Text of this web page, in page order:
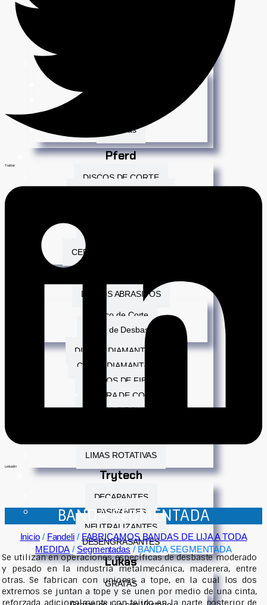
Perchas
Pferd
DISCOS DE CORTE
CEPILLOS MANUAL FLEX
DISCOS ABRASIVOS
Disco de Corte
Disco de Desbaste
DISCOS DIAMANTADOS
COPAS DIAMANTADAS
ROLLOS DE FIBRA
PIEDRA DE COPA
SIERRA CIRCULAR
LIMAS ROTATIVAS
Trytech
DECAPANTES
PASIVANTES
NEUTRALIZANTES
DESENGRASANTES
Lukas
GRATAS
Twitter
LinkedIn
BANDA SEGMENTADA
Inicio/ Fandeli/ FABRICAMOS BANDAS DE LIJA A TODA
MEDIDA / Segmentadas / BANDA SEGMENTADA
Se utilizan en operaciones específicas de desbaste moderado
y pesado en la industria metalmecánica, maderera, entre
otras. Se fabrican con uniones a tope, en la cual los dos
extremos se juntan a tope y se unen por medio de una cinta,
reforzada adicionalmente con tejido en la parte posterior de